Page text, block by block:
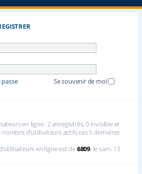
passe Se souvenir de moi
en ligne : 2 enregistrés, 0 invisible et
nombre d’utilisateurs actifs ces 5 dernières
en ligne est de6809, le sam. 13